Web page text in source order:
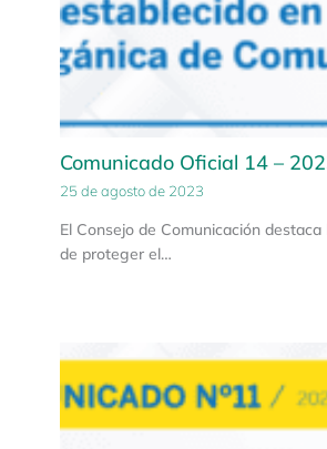
Comunicado Oficial 14 –
25 de agosto de 2023
El Consejo de Comunicación
de proteger el…